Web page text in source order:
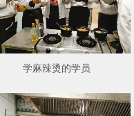
学麻辣烫的学员